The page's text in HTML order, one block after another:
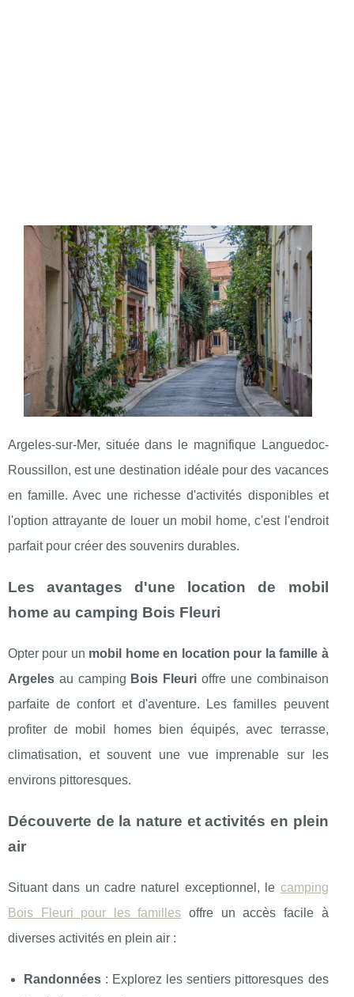
Argeles-sur-Mer, située dans le magnifique Languedoc-
Roussillon, est une destination idéale pour des vacances
en famille. Avec une richesse d'activités disponibles et
l'option attrayante de louer un mobil home, c'est l'endroit
parfait pour créer des souvenirs durables.
Les avantages d'une location de mobil
home au camping Bois Fleuri
Opter pour un mobil home en location pour la famille à
Argeles au camping Bois Fleuri offre une combinaison
parfaite de confort et d'aventure. Les familles peuvent
profiter de mobil homes bien équipés, avec terrasse,
climatisation, et souvent une vue imprenable sur les
environs pittoresques.
Découverte de la nature et activités en plein
air
Situant dans un cadre naturel exceptionnel, le camping
Bois Fleuri pour les familles offre un accès facile à
diverses activités en plein air :
Randonnées : Explorez les sentiers pittoresques des